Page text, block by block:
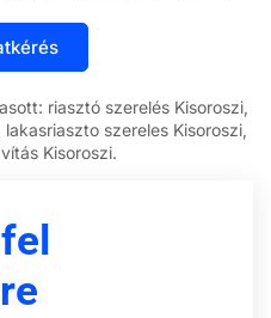
riasztó szerelés Kisoroszi,
szereles Kisoroszi,
Kisoroszi.